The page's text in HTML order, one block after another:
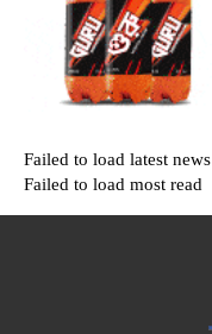
Failed to load latest news
Failed to load most read